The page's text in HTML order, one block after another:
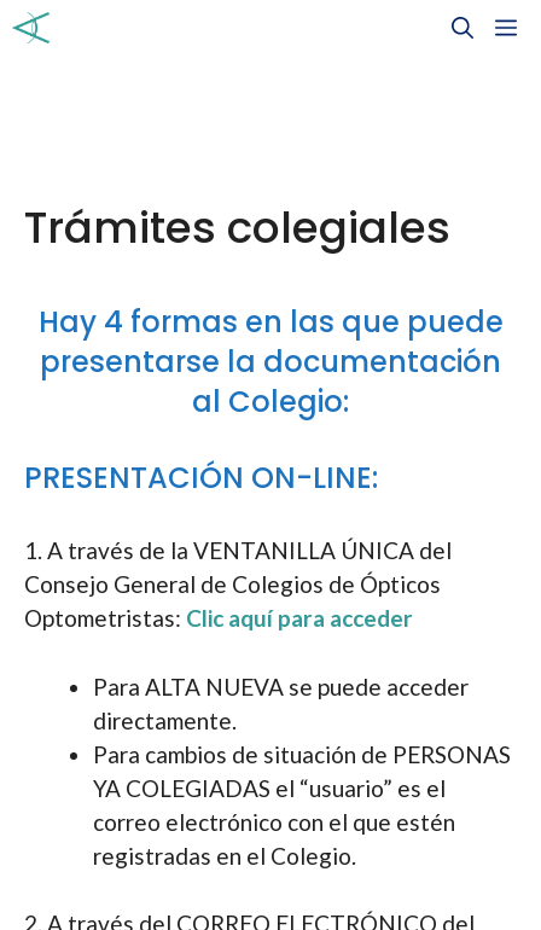
Saltar
Trámites colegiales
Hay 4 formas en las que puede
presentarse la documentación
al Colegio:
PRESENTACIÓN ON-LINE:
1. A través de la VENTANILLA ÚNICA del
Consejo General de Colegios de Ópticos
Optometristas: Clic aquí para acceder
Para ALTA NUEVA se puede acceder
directamente.
Para cambios de situación de PERSONAS
YA COLEGIADAS el “usuario” es el
correo electrónico con el que estén
registradas en el Colegio.
2. A través del CORREO ELECTRÓNICO del